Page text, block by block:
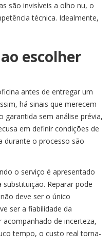
são invisíveis a olho nu, o
técnica. Idealmente,
escolher
antes de entregar um
há sinais que merecem
garantida sem análise prévia,
em definir condições de
durante o processo são
o serviço é apresentado
Reparar pode
deve ser o único
ser a fiabilidade da
acompanhado de incerteza,
tempo, o custo real torna-